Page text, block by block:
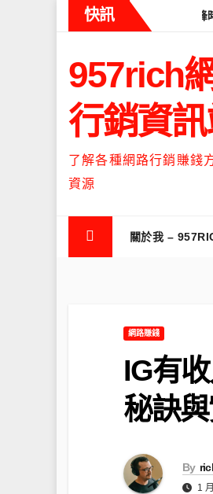
快訊
什麼時候流量最高？流量高峰時間及高
957rich
行銷資
了解各種網路行銷賺錢
資源
關於我 –
網路賺錢
IG有
秘訣
By
1